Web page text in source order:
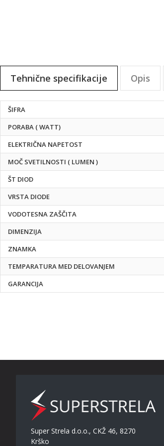
Tehnične specifikacije
Tehnične
specifikacije
ŠIFRA
PORABA ( WATT)
ELEKTRIČNA NAPETOST
MOČ SVETILNOSTI ( LUMEN )
ŠT DIOD
VRSTA DIODE
VODOTESNA ZAŠČITA
DIMENZIJA
ZNAMKA
TEMPARATURA MED DELOVANJEM
GARANCIJA
Opis
Super Strela d.o.o., CKŽ 46, 8270
Krško